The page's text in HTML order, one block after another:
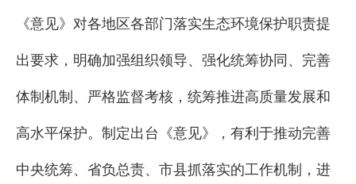
《意见》对各地区各部门落实生态环境保护职责提
出要求，明确加强组织领导、强化统筹协同、完善
体制机制、严格监督考核，统筹推进高质量发展和
高水平保护。制定出台《意见》，有利于推动完善
中央统筹、省负总责、市县抓落实的工作机制，进